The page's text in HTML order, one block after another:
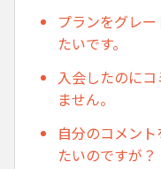
プランをグレ
たいです。
入会したのに
ません。
自分のコメン
たいのですが？